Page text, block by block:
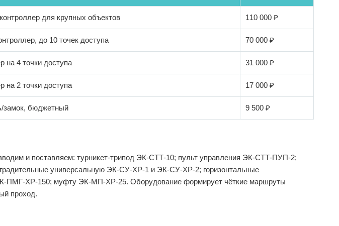
для крупных объектов 110 000 ₽
до 10 точек доступа 70 000 ₽
на 4 точки доступа 31 000 ₽
на 2 точки доступа 17 000 ₽
замок, бюджетный 9 500 ₽
и поставляем: турникет-трипод ЭК-СТТ-10; пульт управления ЭК-СТТ-ПУП-2;
универсальную ЭК-СУ-ХР-1 и ЭК-СУ-ХР-2; горизонтальные
ПМГ-ХР-150; муфту ЭК-МП-ХР-25. Оборудование формирует чёткие маршруты
проход.